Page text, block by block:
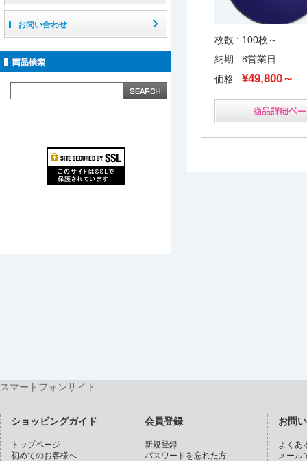
お問い合わせ
枚数 : 100枚～
納期 : 8営業日
価格 : ¥49,800～
スマートフォンサイト
ショッピングガイド
トップページ
初めてのお客様へ
会員登録
新規登録
パスワードを忘れた方
お問
よくあ
メール